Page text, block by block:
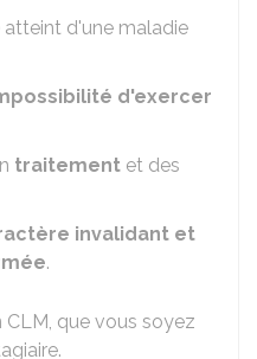
atteint d'une maladie
d'exercer
traitement et des
invalidant et
.
que vous soyez